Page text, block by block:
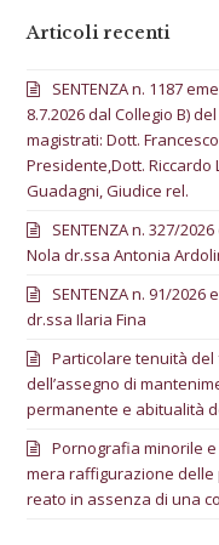
Articoli recenti
SENTENZA n. 1187
8.7.2026 dal Collegio B)
magistrati: Dott.
Presidente,Dott. Riccardo
Guadagni, Giudice rel.
SENTENZA n. 327/
Nola dr.ssa Antonia
SENTENZA n. 91/
dr.ssa Ilaria Fina
Particolare tenuità
dell’assegno di
permanente e abitualità
Pornografia minorile
mera raffigurazione delle
reato in assenza di una